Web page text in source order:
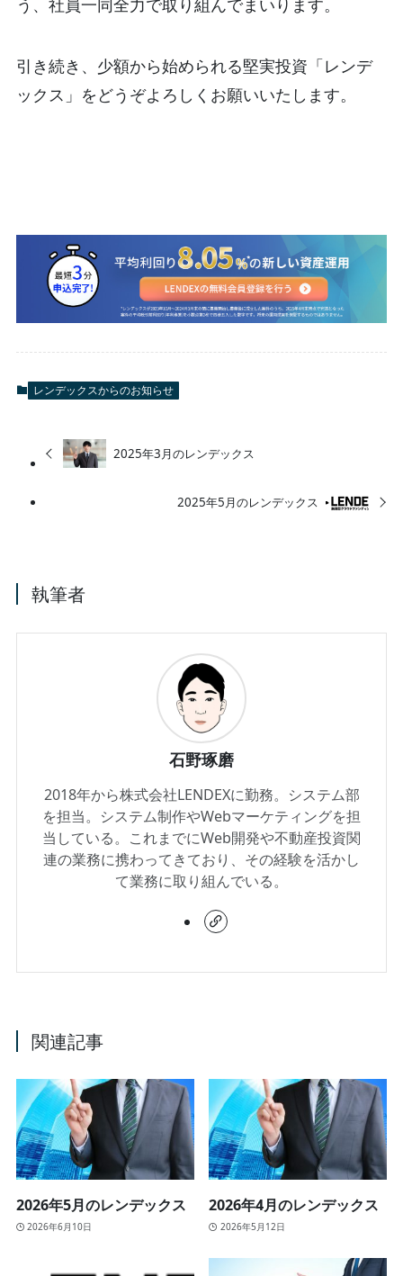
う、社員一同全力で取り組んでまいります。
引き続き、少額から始められる堅実投資「レンデ
ックス」をどうぞよろしくお願いいたします。
レンデックスからのお知らせ
2025年3月のレンデックス
2025年5月のレンデックス
執筆者
石野琢磨
2018年から株式会社LENDEXに勤務。システム部
を担当。システム制作やWebマーケティングを担
当している。これまでにWeb開発や不動産投資関
連の業務に携わってきており、その経験を活かし
て業務に取り組んでいる。
関連記事
2026年5月のレンデックス
2026年6月10日
2026年4月のレンデックス
2026年5月12日